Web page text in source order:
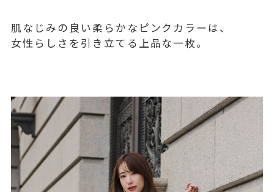
肌なじみの良い柔らかなピンクカラーは、
女性らしさを引き立てる上品な一枚。